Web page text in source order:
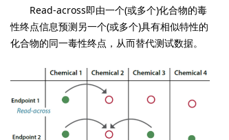
Read-across即由一个(或多个)化合物的毒
性终点信息预测另一个(或多个)具有相似特性的
化合物的同一毒性终点，从而替代测试数据。